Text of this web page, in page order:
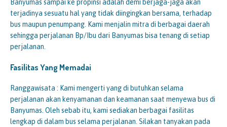
Banyumas sampai ke propinsi adalah demi berjaga-jaga akan
terjadinya sesuatu hal yang tidak diingingkan bersama, terhadap
bus maupun penumpang. Kami menjalin mitra di berbagai daerah
sehingga perjalanan Bp/Ibu dari Banyumas bisa tenang di setiap
perjalanan.
Fasilitas Yang Memadai
Ranggawisata : Kami mengerti yang di butuhkan selama
perjalanan akan kenyamanan dan keamanan saat menyewa bus di
Banyumas. Oleh sebab itu, kami sediakan berbagai fasilitas
lengkap di dalam bus selama perjalanan. Silakan tanyakan pada